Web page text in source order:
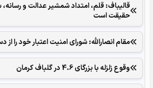
قالیباف: قلم، امتداد شمشیر عدالت و رسانه،
حقیقت است
مقام انصارالله: شورای امنیت اعتبار خود را
وقوع زلزله با بزرگای 4.6 در گلباف کرمان